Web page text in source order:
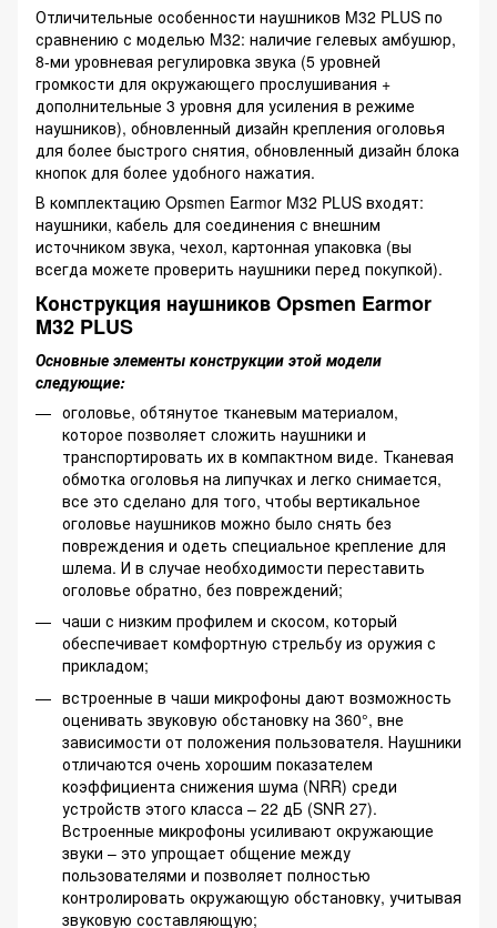
Отличительные особенности наушников M32 PLUS по
сравнению с моделью M32: наличие гелевых амбушюр,
8-ми уровневая регулировка звука (5 уровней
громкости для окружающего прослушивания +
дополнительные 3 уровня для усиления в режиме
наушников), обновленный дизайн крепления оголовья
для более быстрого снятия, обновленный дизайн блока
кнопок для более удобного нажатия.
В комплектацию Opsmen Earmor M32 PLUS входят:
наушники, кабель для соединения с внешним
источником звука, чехол, картонная упаковка (вы
всегда можете проверить наушники перед покупкой).
Конструкция наушников Opsmen Earmor
M32 PLUS
Основные элементы конструкции этой модели
следующие:
оголовье, обтянутое тканевым материалом,
которое позволяет сложить наушники и
транспортировать их в компактном виде. Тканевая
обмотка оголовья на липучках и легко снимается,
все это сделано для того, чтобы вертикальное
оголовье наушников можно было снять без
повреждения и одеть специальное крепление для
шлема. И в случае необходимости переставить
оголовье обратно, без повреждений;
чаши с низким профилем и скосом, который
обеспечивает комфортную стрельбу из оружия с
прикладом;
встроенные в чаши микрофоны дают возможность
оценивать звуковую обстановку на 360°, вне
зависимости от положения пользователя. Наушники
отличаются очень хорошим показателем
коэффициента снижения шума (NRR) среди
устройств этого класса – 22 дБ (SNR 27).
Встроенные микрофоны усиливают окружающие
звуки – это упрощает общение между
пользователями и позволяет полностью
контролировать окружающую обстановку, учитывая
звуковую составляющую;